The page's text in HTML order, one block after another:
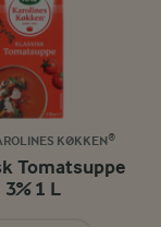
KØKKEN®
Tomatsuppe
3% 1 L